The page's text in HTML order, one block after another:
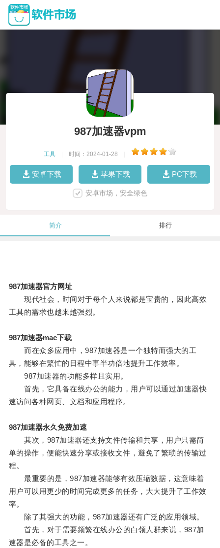
987加速器vpm
工具 时间：2024-01-28
安卓下载 苹果下载 PC下载
安卓市场，安全绿色
简介 排行
987加速器官方网址
现代社会，时间对于每个人来说都是宝贵的，因此高效
工具的需求也越来越强烈。
987加速器mac下载
而在众多应用中，987加速器是一个独特而强大的工
具，能够在繁忙的日程中事半功倍地提升工作效率。
987加速器的功能多样且实用。
首先，它具备在线办公的能力，用户可以通过加速器快
速访问各种网页、文档和应用程序。
987加速器永久免费加速
其次，987加速器还支持文件传输和共享，用户只需简
单的操作，便能快速分享或接收文件，避免了繁琐的传输过
程。
最重要的是，987加速器能够有效压缩数据，这意味着
用户可以用更少的时间完成更多的任务，大大提升了工作效
率。
除了其强大的功能，987加速器还有广泛的应用领域。
首先，对于需要频繁在线办公的白领人群来说，987加
速器是必备的工具之一。